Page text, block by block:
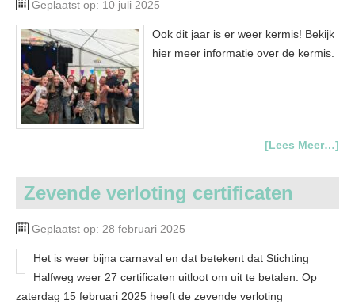
Geplaatst op: 10 juli 2025
Ook dit jaar is er weer kermis! Bekijk
hier meer informatie over de kermis.
[Lees Meer…]
Zevende verloting certificaten
Geplaatst op: 28 februari 2025
Het is weer bijna carnaval en dat betekent dat Stichting
Halfweg weer 27 certificaten uitloot om uit te betalen. Op
zaterdag 15 februari 2025 heeft de zevende verloting